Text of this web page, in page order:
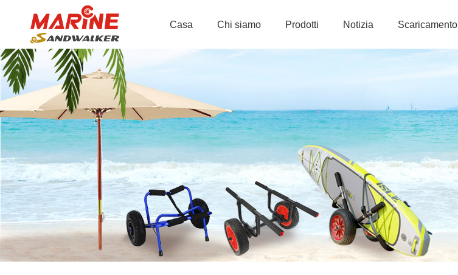
Casa Chi siamo Prodotti Notizia Scaricamento